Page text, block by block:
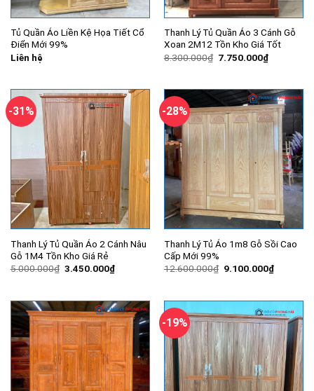
Tủ Quần Áo Liền Kệ Họa Tiết Cổ
Điển Mới 99%
Liên hệ
Thanh Lý Tủ Quần Áo 3 Cánh Gỗ
Xoan 2M12 Tồn Kho Giá Tốt
8.300.000₫ Giá
7.750.000₫Giá
hiện
-31%
Thanh Lý Tủ Quần Áo 2 Cánh Nâu
Gỗ 1M4 Tồn Kho Giá Rẻ
5.000.000₫ Giá
3.450.000₫Giá
hiện
3.450.000₫.
-28%
Thanh Lý Tủ Áo 1m8 Gỗ Sồi Cao
Cấp Mới 99%
12.600.000₫ Giá
9.100.000₫Giá
hiện
-19%